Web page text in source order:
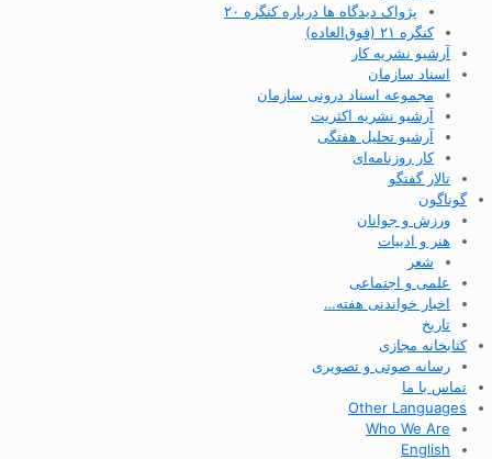
پژواک دیدگاه ها درباره کنگره ۲۰
کنگره ۲۱ (فوق‌العاده)
آرشیو نشریه کار
اسناد سازمان
مجموعه اسناد درونی سازمان
آرشیو نشریه اکثریت
آرشیو تحلیل هفتگی
کار روزنامه‌ای
تالار گفتگو
گوناگون
ورزش و جوانان
هنر و ادبیات
شعر
علمی و اجتماعی
اخبار خواندنی هفته…
تاریخ
کتابخانه مجازی
رسانه صوتی و تصویری
تماس با ما
Other Languages
Who We Are
English